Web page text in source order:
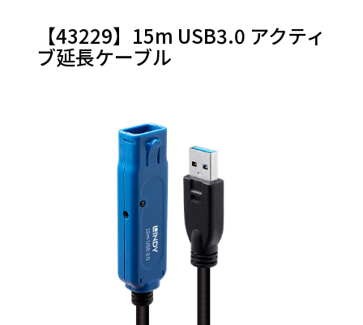
【43229】15m USB3.0 アクティ
ブ延長ケーブル